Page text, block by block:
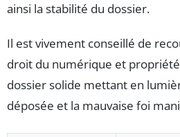
ainsi la stabilité du dossier.
Il est vivement conseillé de
droit du numérique et
dossier solide mettant en
déposée et la mauvaise foi